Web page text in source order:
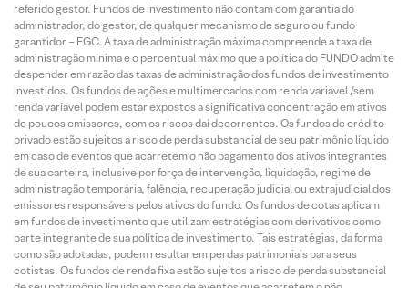
referido gestor. Fundos de investimento não contam com garantia do
administrador, do gestor, de qualquer mecanismo de seguro ou fundo
garantidor – FGC. A taxa de administração máxima compreende a taxa de
administração mínima e o percentual máximo que a política do FUNDO admite
despender em razão das taxas de administração dos fundos de investimento
investidos. Os fundos de ações e multimercados com renda variável /sem
renda variável podem estar expostos a significativa concentração em ativos
de poucos emissores, com os riscos daí decorrentes. Os fundos de crédito
privado estão sujeitos a risco de perda substancial de seu patrimônio líquido
em caso de eventos que acarretem o não pagamento dos ativos integrantes
de sua carteira, inclusive por força de intervenção, liquidação, regime de
administração temporária, falência, recuperação judicial ou extrajudicial dos
emissores responsáveis pelos ativos do fundo. Os fundos de cotas aplicam
em fundos de investimento que utilizam estratégias com derivativos como
parte integrante de sua política de investimento. Tais estratégias, da forma
como são adotadas, podem resultar em perdas patrimoniais para seus
cotistas. Os fundos de renda fixa estão sujeitos a risco de perda substancial